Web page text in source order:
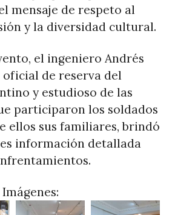
mensaje de respeto al
y la diversidad cultural.
el ingeniero Andrés
oficial de reserva del
y estudioso de las
participaron los soldados
ellos sus familiares, brindó
información detallada